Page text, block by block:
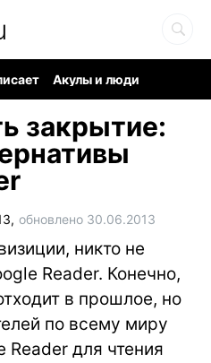
Акулы и люди
закрытие:
обновлено 30.06.2013
никто не
Reader. Конечно,
в прошлое, но
по всему миру
Reader для чтения